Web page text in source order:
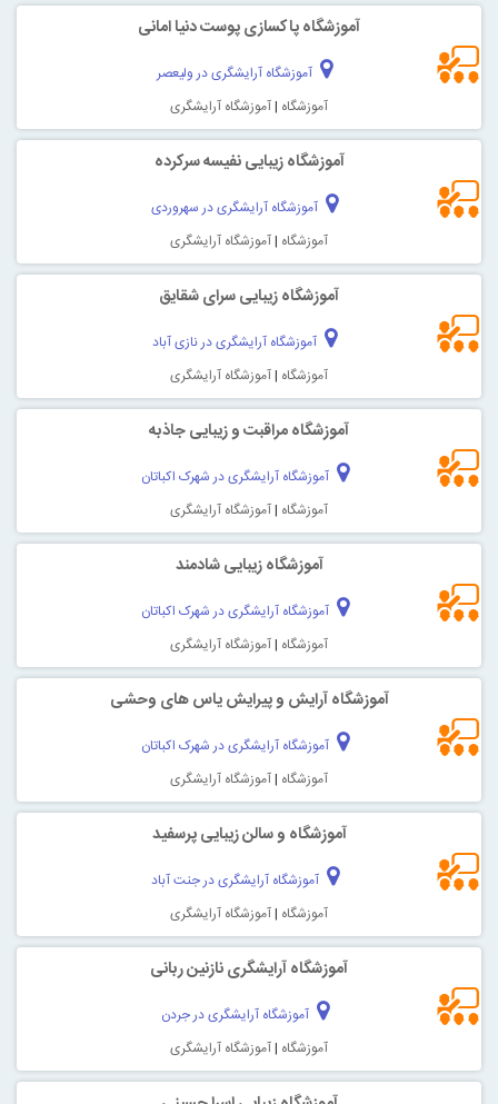
آموزشگاه پاکسازی پوست دنیا امانی
آموزشگاه آرایشگری در ولیعصر
آموزشگاه |آموزشگاه آرایشگری
آموزشگاه زیبایی نفیسه سرکرده
آموزشگاه آرایشگری در سهروردی
آموزشگاه |آموزشگاه آرایشگری
آموزشگاه زیبایی سرای شقایق
آموزشگاه آرایشگری در نازی آباد
آموزشگاه |آموزشگاه آرایشگری
آموزشگاه مراقبت و زیبایی جاذبه
آموزشگاه آرایشگری در شهرک اکباتان
آموزشگاه |آموزشگاه آرایشگری
آموزشگاه زیبایی شادمند
آموزشگاه آرایشگری در شهرک اکباتان
آموزشگاه |آموزشگاه آرایشگری
آموزشگاه آرایش و پیرایش یاس های وحشی
آموزشگاه آرایشگری در شهرک اکباتان
آموزشگاه |آموزشگاه آرایشگری
آموزشگاه و سالن زیبایی پرسفید
آموزشگاه آرایشگری در جنت آباد
آموزشگاه |آموزشگاه آرایشگری
آموزشگاه آرایشگری نازنین ربانی
آموزشگاه آرایشگری در جردن
آموزشگاه |آموزشگاه آرایشگری